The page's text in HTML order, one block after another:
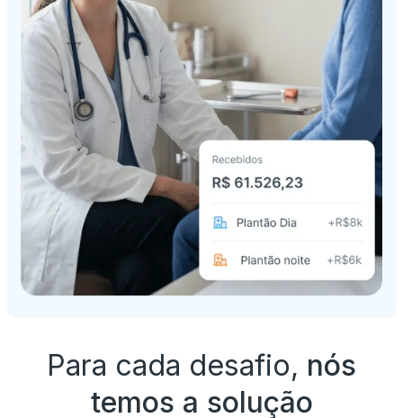
Para cada desafio, nós
temos a solução